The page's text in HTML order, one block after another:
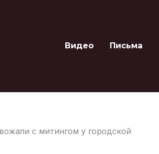
Видео Письма
с митингом у городской